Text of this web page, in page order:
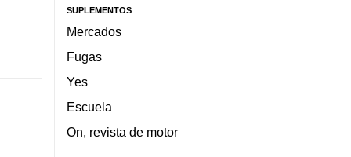
SUPLEMENTOS
Mercados
Fugas
Yes
Escuela
On, revista de motor